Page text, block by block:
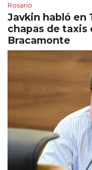
Rosario
Javkin habló en
chapas de taxis
Bracamonte